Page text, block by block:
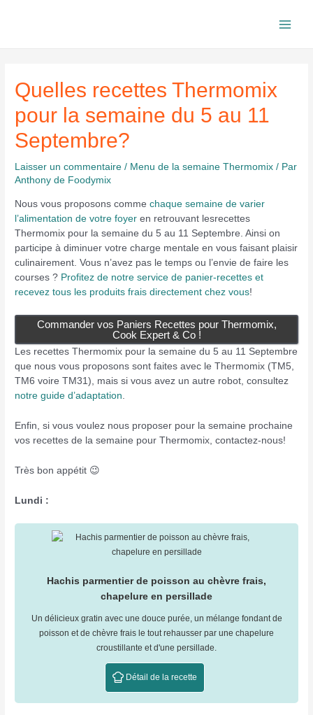
Quelles recettes Thermomix
pour la semaine du 5 au 11
Septembre?
Laisser un commentaire / Menu de la semaine Thermomix / Par
Anthony de Foodymix
Nous vous proposons commechaque semaine de varier
l’alimentation de votre foyer en retrouvant lesrecettes
Thermomix pour la semaine du 5 au 11 Septembre. Ainsi on
participe à diminuer votre charge mentale en vous faisant plaisir
culinairement. Vous n’avez pas le temps ou l’envie de faire les
courses ? Profitez de notre service de panier-recettes et
recevez tous les produits frais directement chez vous!
Commander vos Paniers Recettes pour Thermomix,
Cook Expert & Co !
Les recettes Thermomix pour la semaine du 5 au 11 Septembre
que nous vous proposons sont faites avec le Thermomix (TM5,
TM6 voire TM31), mais si vous avez un autre robot, consultez
notre guide d’adaptation
Enfin, si vous voulez nous proposer pour la semaine prochaine
vos recettes de la semaine pour Thermomix, contactez-nous!
Très bon appétit 😉
Lundi :
Hachis parmentier de poisson au chèvre frais,
chapelure en persillade
Un délicieux gratin avec une douce purée, un mélange fondant de
poisson et de chèvre frais le tout rehausser par une chapelure
croustillante et d'une persillade.
Détail de la recette